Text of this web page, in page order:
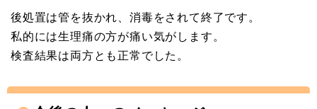
後処置は管を抜かれ、消毒をされて終了です。
私的には生理痛の方が痛い気がします。
検査結果は両方とも正常でした。